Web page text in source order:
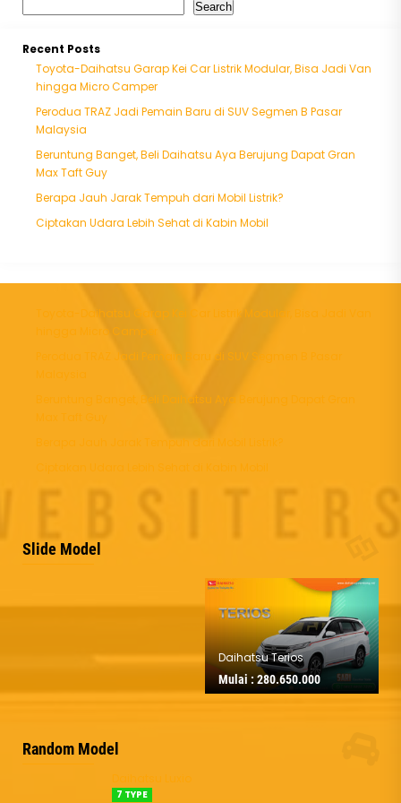
Search
Recent Posts
Toyota-Daihatsu Garap Kei Car Listrik Modular, Bisa Jadi Van
hingga Micro Camper
Perodua TRAZ Jadi Pemain Baru di SUV Segmen B Pasar
Malaysia
Beruntung Banget, Beli Daihatsu Aya Berujung Dapat Gran
Max Taft Guy
Berapa Jauh Jarak Tempuh dari Mobil Listrik?
Ciptakan Udara Lebih Sehat di Kabin Mobil
Toyota-Daihatsu Garap Kei Car Listrik Modular, Bisa Jadi Van
hingga Micro Camper
Perodua TRAZ Jadi Pemain Baru di SUV Segmen B Pasar
Beruntung Banget, Beli Daihatsu Aya Berujung Dapat Gran
Berapa Jauh Jarak Tempuh dari Mobil Listrik?
Slide Model
Daihatsu Sigra
Daihatsu Terios
Mulai :280.650.000
Random Model
7 TYPE